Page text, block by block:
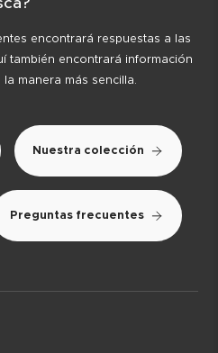
encontrará respuestas a las
también encontrará información
manera más sencilla.
Nuestra colección
Preguntas frecuentes